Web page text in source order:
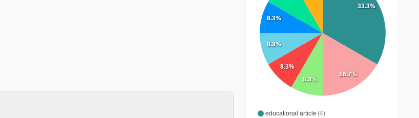
educational article (4)
33.3%
16.7%
8.3%
8.3%
8.3%
8.3%